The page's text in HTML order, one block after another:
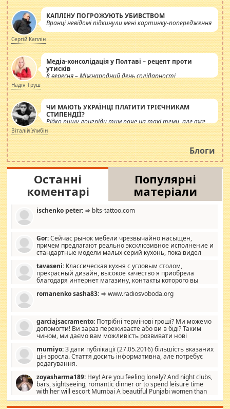
КАПЛІНУ ПОГРОЖУЮТЬ УБИВСТВОМ
Вранці невідомі підкинули мені картинку-попередження
Сергій Каплін
Медіа-консолідація у Полтаві – рецепт проти
утисків
8 вересня – Міжнародний день солідарності
журналістів.
Надія Труш
ЧИ МАЮТЬ УКРАЇНЦІ ПЛАТИТИ ТРІЄЧНИКАМ
СТИПЕНДІЇ?
Рідко пишу лонгріди тим паче на такі теми, але вже
просто дістало! Обурюють сьогоднішні інсенуації
навколо стипендіального питання. Штучно
роздувається ще одна соціальна катастрофа.
Віталій Улибін
Блоги
Останні
коментарі
Популярні
матеріали
ischenko peter: ⇒ blts-tattoo.com
Gor:Сейчас рынок мебели чрезвычайно насыщен,
причем предлагают реально эксклюзивное исполнение и
стандартные модели малых серий кухонь, пока видел
стандартные формы, в MebelOk, креативненько и что главное -
со вкусом все в порядке, без ненужных наворотов удорожающих
мебель, а это не последний фактор.
tavaseni: Классическая кухня с угловым столом,
прекрасный дизайн, высокое качество я приобрела
благодаря интернет магазину, контакты которого вы
romanenko sasha83: ⇒ www.radiosvoboda.org
garciajsacramento: Потрібні термінові гроші? Ми можемо
допомогти! Ви зараз переживаєте або ви в біді? Таким
чином, ми даємо вам можливість розвивати нові
допомагати людям, які намагаються дати їм шанс. Кожен
заслуговує на другий шанс, і, оскільки влада не зможе, вони
повинні приймати від інших. Для нас нема багато суми, і зрілість
витрат, а тільки узгоджених сум і нічого іншого. Не чекайте і не
коментуйте цей пост. Введіть суму, яку ви хочете подати, і ми
зв'яжемося з вами з усіма варіантами. зв'яжіться з нами
сьогодні на garciajsacramento@gmail.com Вам потрібні термінові
mumiyo:З дати публікації (27.05.2016) більшість вказаних
цін зросла. Стаття досить інформативна, але потребує
редагування.
zoyasharma189: Hey! Are you feeling lonely? And night clubs,
bars, sightseeing, romantic dinner or to spend leisure time
with her will escort Mumbai A beautiful Punjabi women than
sexy escort companion in arms that you guys feel like 5 star luxury
hotel had to spend the night in their search for loved solitaire free